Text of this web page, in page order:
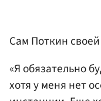
Сам Поткин
«Я обязательно
хотя у меня нет